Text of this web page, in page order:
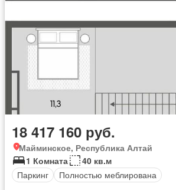
18 417 160 руб.
Майминское, Республика Алтай
1 Комната
40 кв.м
Паркинг
Полностью меблирована